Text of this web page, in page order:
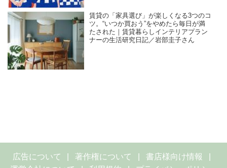
賃貸の「家具選び」が楽しくなる3つのコ
ツ。“いつか買おう”をやめたら毎日が満
たされた｜賃貸暮らしインテリアプラン
ナーの生活研究日記／岩部圭子さん
広告について 著作権について
書店様向け情報